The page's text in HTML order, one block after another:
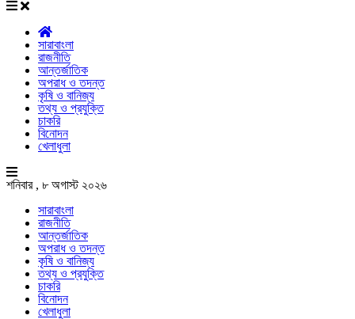
সারাবাংলা
রাজনীতি
আন্তর্জাতিক
অপরাধ ও তদন্ত
কৃষি ও বানিজ্য
তথ্য ও প্রযুক্তি
চাকরি
বিনোদন
খেলাধুলা
শনিবার , ৮ অগাস্ট ২০২৬
সারাবাংলা
রাজনীতি
আন্তর্জাতিক
অপরাধ ও তদন্ত
কৃষি ও বানিজ্য
তথ্য ও প্রযুক্তি
চাকরি
বিনোদন
খেলাধুলা